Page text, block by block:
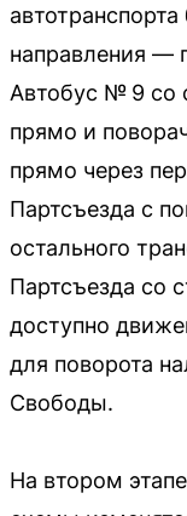
направления —
Автобус № 9 со
прямо и
прямо через
Партсъезда с
остального
Партсъезда со
доступно
для поворота
Свободы.
На втором